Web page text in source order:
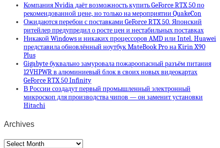
Компания Nvidia даёт возможность купить GeForce RTX 50 по
рекомендованной цене, но только на мероприятии QuakeCon
Ожидаются перебои с поставками GeForce RTX 50. Японский
ритейлер предупредил о росте цен и нестабильных поставках
Никакой Windows и никаких процессоров AMD или Intel. Huawei
представила обновлённый ноутбук MateBook Pro на Kirin X90
Plus
Gigabyte буквально замуровала пожароопасный разъём питания
12VHPWR в алюминиевый блок в своих новых видеокартах
GeForce RTX 50 Infinity
В России создадут первый промышленный электронный
микроскоп для производства чипов — он заменит установки
Hitachi
Archives
Archives